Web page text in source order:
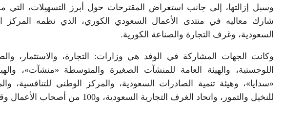
وسبل إزالتها، إلى جانب استعراض المقترحات حول أبرز التسهيلات،
شارك معاليه في منتدى الأعمال السعودي الكوري، الذي نظمه المركز
السعودية، وغرف التجارة والصناعة الكورية.
وكانت الجهات المشاركة في الوفد هي وزارات: التجارة، والاستثمار،
اللوجستية، والهيئة العامة للمنشآت الصغيرة والمتوسطة «منشآت»،
«سدايا»، وهيئة تنمية الصادرات السعودية، والمركز الوطني للتنافسية،
للنخيل والتمور، واتحاد الغرف التجارية السعودية، و100 من أصحاب الأعمال وقياديي كبرى الشركات الوطنية.